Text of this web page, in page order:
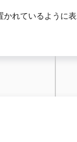
れているように